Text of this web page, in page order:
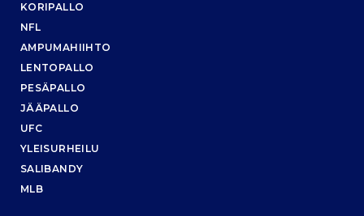
KORIPALLO
NFL
AMPUMAHIIHTO
LENTOPALLO
PESÄPALLO
JÄÄPALLO
UFC
YLEISURHEILU
SALIBANDY
MLB